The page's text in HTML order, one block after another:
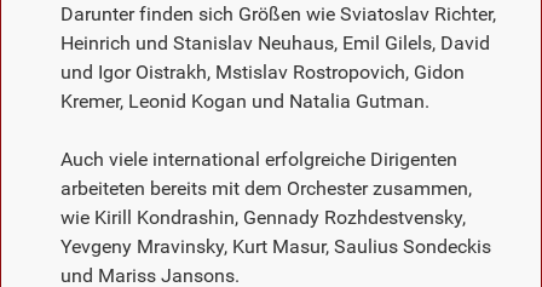
Darunter finden sich Größen wie Sviatoslav Richter,
Heinrich und Stanislav Neuhaus, Emil Gilels, David
und Igor Oistrakh, Mstislav Rostropovich, Gidon
Kremer, Leonid Kogan und Natalia Gutman.
Auch viele international erfolgreiche Dirigenten
arbeiteten bereits mit dem Orchester zusammen,
wie Kirill Kondrashin, Gennady Rozhdestvensky,
Yevgeny Mravinsky, Kurt Masur, Saulius Sondeckis
und Mariss Jansons.